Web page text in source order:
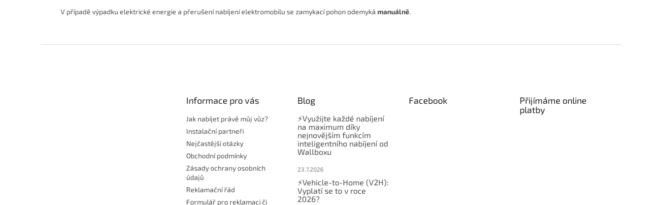
V případě výpadku elektrické energie a přerušení nabíjení elektromobilu se zamykací pohon odemyká manuálně.
Informace pro vás
Jak nabíjet právě můj vůz?
Instalační partneři
Nejčastější otázky
Obchodní podmínky
Zásady ochrany osobních
údajů
Reklamační řád
Formulář pro reklamaci či
Blog
⚡Využijte každé nabíjení
na maximum díky
nejnovějším funkcím
inteligentního nabíjení od
Wallboxu
23.7.2026
⚡Vehicle-to-Home (V2H):
Vyplatí se to v roce
2026?
Facebook
Přijímáme online
platby